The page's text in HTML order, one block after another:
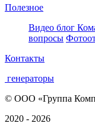
Полезное
Видео блог
вопросы
Контакты
генераторы
© ООО «Группа
2020 - 2026